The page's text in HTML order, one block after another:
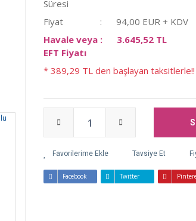
Süresi
Fiyat
94,00 EUR + KDV
Havale veya
EFT Fiyatı
3.645,52 TL
* 389,29 TL den başlayan taksitlerle!!
Tavsiye Et
Facebook Twitter